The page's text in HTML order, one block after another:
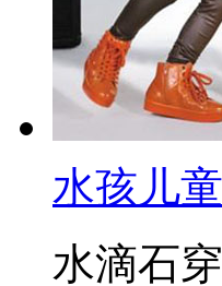
水孩儿
水滴石